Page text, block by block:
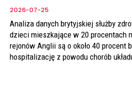
2026-07-25
Analiza danych brytyjskiej służby
dzieci mieszkające w 20 procentach
rejonów Anglii są o około 40 procent
hospitalizację z powodu chorób